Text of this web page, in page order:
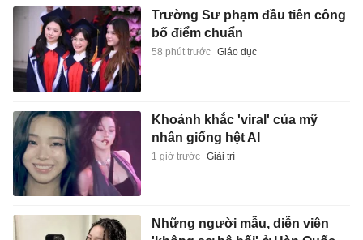
Trường Sư phạm đầu tiên công
bố điểm chuẩn
58 phút trước Giáo dục
Khoảnh khắc 'viral' của mỹ
nhân giống hệt AI
1 giờ trước Giải trí
Những người mẫu, diễn viên